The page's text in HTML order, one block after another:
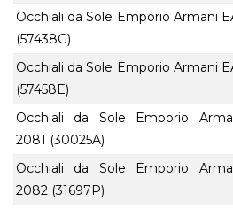
Occhiali da Sole Emporio Armani
(57438G)
Occhiali da Sole Emporio Armani
(57458E)
Occhiali da Sole Emporio
2081 (30025A)
Occhiali da Sole Emporio
2082 (31697P)